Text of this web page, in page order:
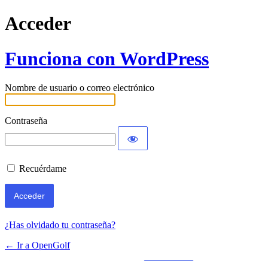
Acceder
Funciona con WordPress
Nombre de usuario o correo electrónico
Contraseña
Recuérdame
¿Has olvidado tu contraseña?
← Ir a OpenGolf